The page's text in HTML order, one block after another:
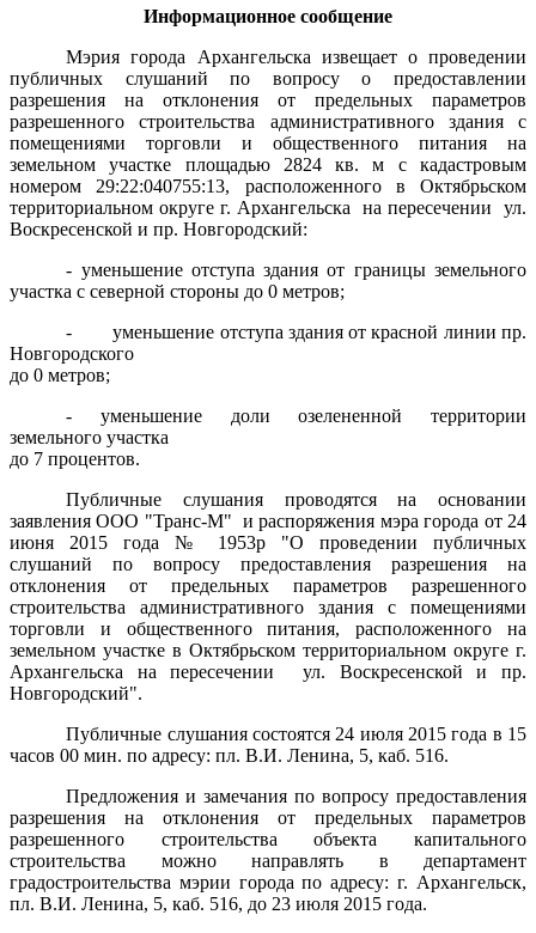
Информационное сообщение
Мэрия города Архангельска извещает о проведении
публичных слушаний по вопросу о предоставлении
разрешения на отклонения от предельных параметров
разрешенного строительства административного здания с
помещениями торговли и общественного питания на
земельном участке площадью 2824 кв. м с кадастровым
номером 29:22:040755:13, расположенного в Октябрьском
территориальном округе г. Архангельска
на пересечении
ул.
Воскресенской и пр. Новгородский:
- уменьшение отступа здания от границы земельного
участка с северной стороны до 0 метров;
-
уменьшение отступа здания от красной линии пр.
Новгородского
до 0 метров;
- уменьшение доли озелененной территории
земельного участка
до 7 процентов.
Публичные слушания проводятся на основании
заявления ООО "Транс-М" и распоряжения мэра города от 24
июня 2015 года № 1953р "О проведении публичных
слушаний по вопросу предоставления разрешения на
отклонения от предельных параметров разрешенного
строительства административного здания с помещениями
торговли и общественного питания, расположенного на
земельном участке в Октябрьском территориальном округе г.
Архангельска на пересечении
ул. Воскресенской и пр.
Новгородский".
Публичные слушания состоятся 24 июля 2015 года в 15
часов 00 мин. по адресу: пл. В.И. Ленина, 5, каб. 516.
Предложения и замечания по вопросу предоставления
разрешения на отклонения от предельных параметров
разрешенного строительства объекта капитального
строительства можно направлять в департамент
градостроительства мэрии города по адресу: г. Архангельск,
пл. В.И. Ленина, 5, каб. 516, до 23 июля 2015 года.